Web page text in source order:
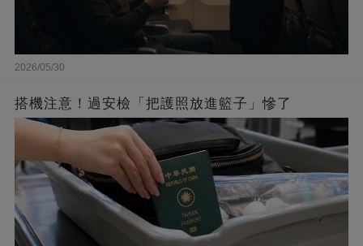
2026/05/30
搭機注意！過安檢「把護照放進籃子」慘了